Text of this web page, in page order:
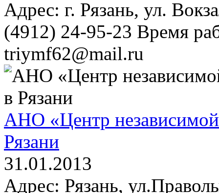
Адрес: г. Рязань, ул.
(4912) 24-95-23 Время
triymf62@mail.ru
АНО «Центр независимой
Рязани
31.01.2013
Адрес: Рязань,